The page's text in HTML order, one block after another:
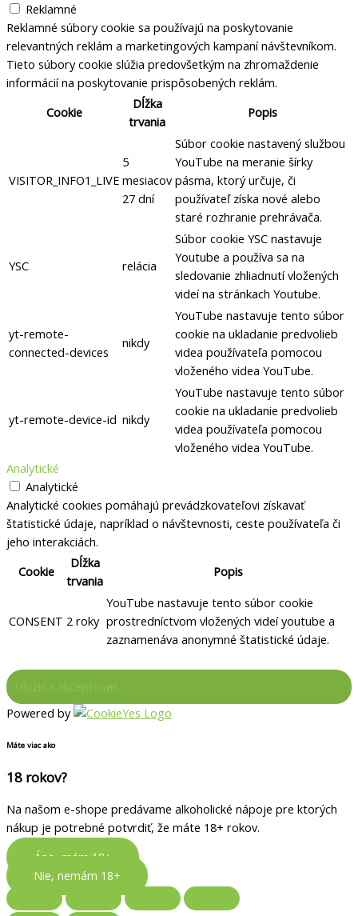
Reklamné
Reklamné súbory cookie sa používajú na poskytovanie
relevantných reklám a marketingových kampaní návštevníkom.
Tieto súbory cookie slúžia predovšetkým na zhromaždenie
informácií na poskytovanie prispôsobených reklám.
Cookie
Dĺžka
trvania
Popis
VISITOR_INFO1_LIVE
5
mesiacov
27 dní
Súbor cookie nastavený službou
YouTube na meranie šírky
pásma, ktorý určuje, či
používateľ získa nové alebo
staré rozhranie prehrávača.
YSC relácia
Súbor cookie YSC nastavuje
Youtube a používa sa na
sledovanie zhliadnutí vložených
videí na stránkach Youtube.
yt-remote-
connected-devices
nikdy
YouTube nastavuje tento súbor
cookie na ukladanie predvolieb
videa používateľa pomocou
vloženého videa YouTube.
yt-remote-device-id nikdy
YouTube nastavuje tento súbor
cookie na ukladanie predvolieb
videa používateľa pomocou
vloženého videa YouTube.
Analytické
Analytické
Analytické cookies pomáhajú prevádzkovateľovi získavať
štatistické údaje, napríklad o návštevnosti, ceste používateľa či
jeho interakciách.
Cookie
Dĺžka
trvania
Popis
CONSENT 2 roky
YouTube nastavuje tento súbor cookie
prostredníctvom vložených videí youtube a
zaznamenáva anonymné štatistické údaje.
Powered by
Máte viac ako
18 rokov?
Na našom e-shope predávame alkoholické nápoje pre ktorých
nákup je potrebné potvrdiť, že máte 18+ rokov.
Áno, mám 18+
Nie, nemám 18+